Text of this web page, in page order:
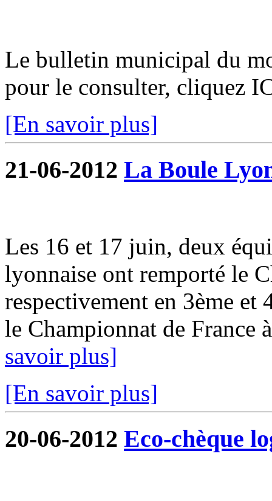
Le bulletin municipal du
pour le consulter, cliquez
[En savoir plus]
21-06-2012 La Boule
Les 16 et 17 juin, deux
lyonnaise ont remporté le
respectivement en 3ème
le Championnat de France
savoir plus]
[En savoir plus]
20-06-2012 Eco-chèque